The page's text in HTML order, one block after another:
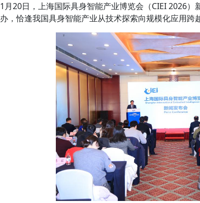
1月20日，上海国际具身智能产业博览会（CIEI 2026
办，恰逢我国具身智能产业从技术探索向规模化应用跨